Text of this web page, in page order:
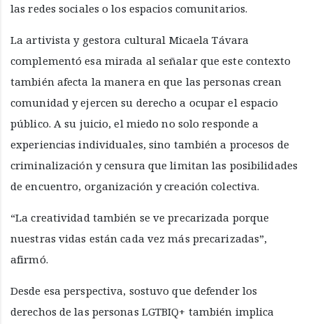
las redes sociales o los espacios comunitarios.
La artivista y gestora cultural Micaela Távara
complementó esa mirada al señalar que este contexto
también afecta la manera en que las personas crean
comunidad y ejercen su derecho a ocupar el espacio
público. A su juicio, el miedo no solo responde a
experiencias individuales, sino también a procesos de
criminalización y censura que limitan las posibilidades
de encuentro, organización y creación colectiva.
“La creatividad también se ve precarizada porque
nuestras vidas están cada vez más precarizadas”,
afirmó.
Desde esa perspectiva, sostuvo que defender los
derechos de las personas LGTBIQ+ también implica